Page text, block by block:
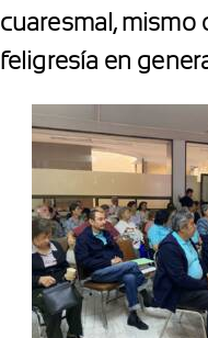
cuaresmal, mismo
feligresía en